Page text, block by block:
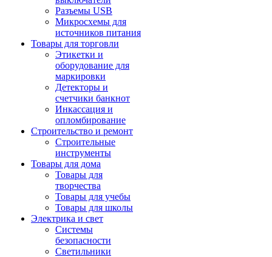
Разъемы USB
Микросхемы для
источников питания
Товары для торговли
Этикетки и
оборудование для
маркировки
Детекторы и
счетчики банкнот
Инкассация и
опломбирование
Строительство и ремонт
Строительные
инструменты
Товары для дома
Товары для
творчества
Товары для учебы
Товары для школы
Электрика и свет
Системы
безопасности
Светильники